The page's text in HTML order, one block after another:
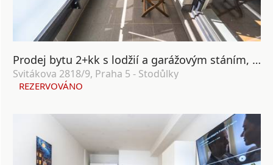
Prodej bytu 2+kk s lodžií a garážovým stáním, OV, 58m², ul. Svitákova 2818/9, Praha 5 - Stodůlky
Svitákova 2818/9, Praha 5 - Stodůlky
REZERVOVÁNO